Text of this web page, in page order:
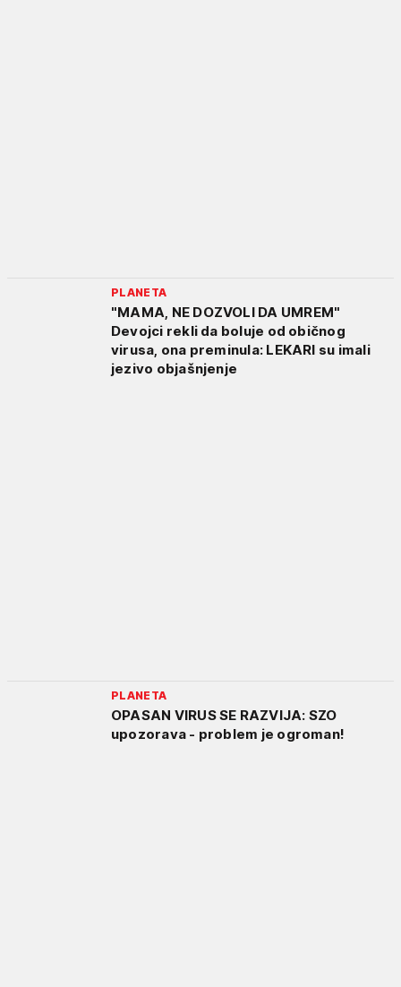
PLANETA
"MAMA, NE DOZVOLI DA UMREM"
Devojci rekli da boluje od običnog
virusa, ona preminula: LEKARI su imali
jezivo objašnjenje
PLANETA
OPASAN VIRUS SE RAZVIJA: SZO
upozorava - problem je ogroman!